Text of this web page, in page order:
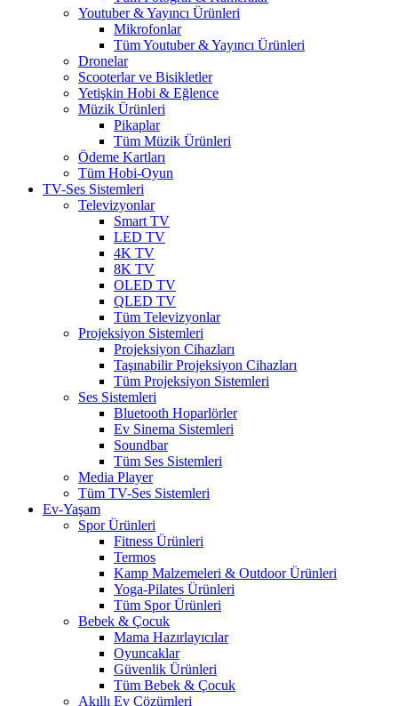
Youtuber & Yayıncı Ürünleri
Mikrofonlar
Tüm Youtuber & Yayıncı Ürünleri
Dronelar
Scooterlar ve Bisikletler
Yetişkin Hobi & Eğlence
Müzik Ürünleri
Pikaplar
Tüm Müzik Ürünleri
Ödeme Kartları
Tüm Hobi-Oyun
TV-Ses Sistemleri
Televizyonlar
Smart TV
LED TV
4K TV
8K TV
OLED TV
QLED TV
Tüm Televizyonlar
Projeksiyon Sistemleri
Projeksiyon Cihazları
Taşınabilir Projeksiyon Cihazları
Tüm Projeksiyon Sistemleri
Ses Sistemleri
Bluetooth Hoparlörler
Ev Sinema Sistemleri
Soundbar
Tüm Ses Sistemleri
Media Player
Tüm TV-Ses Sistemleri
Ev-Yaşam
Spor Ürünleri
Fitness Ürünleri
Termos
Kamp Malzemeleri & Outdoor Ürünleri
Yoga-Pilates Ürünleri
Tüm Spor Ürünleri
Bebek & Çocuk
Mama Hazırlayıcılar
Oyuncaklar
Güvenlik Ürünleri
Tüm Bebek & Çocuk
Akıllı Ev Çözümleri